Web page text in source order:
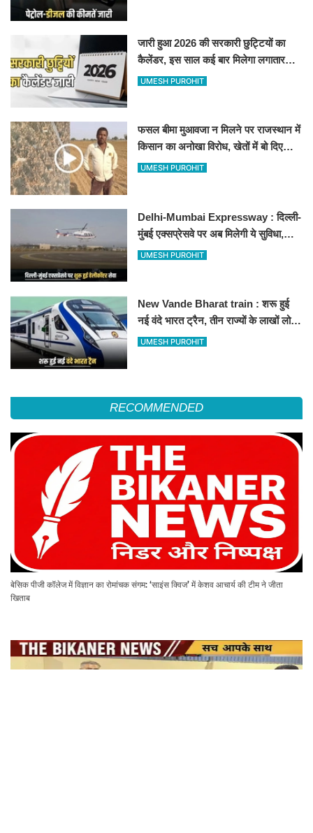
जारी हुआ 2026 की सरकारी छुट्टियों का
कैलेंडर, इस साल कई बार मिलेगा लगातार
अवकाश, देखें
UMESH PUROHIT
फसल बीमा मुआवजा न मिलने पर राजस्थान में
किसान का अनोखा विरोध, खेतों में बो दिए
500-500 रुपए के नोट, वीडियो वायरल
UMESH PUROHIT
Delhi-Mumbai Expressway : दिल्ली-
मुंबई एक्सप्रेसवे पर अब मिलेगी ये सुविधा,
हेलीकॉप्टर सर्विस से तुरंत घायल पहुंचेगा
UMESH PUROHIT
New Vande Bharat train : शरू हुई
नई वंदे भारत ट्रैन, तीन राज्यों के लाखों लोगों
का सफर होगा आसान, देखें पूरा रूटमैप
UMESH PUROHIT
RECOMMENDED
बेसिक पीजी कॉलेज में विज्ञान का रोमांचक संगम: ‘साइंस क्विज’ में केशव आचार्य की टीम ने जीता
खिताब